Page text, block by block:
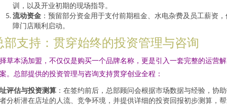
训，以及开业初期的现场指导。
流动资金 ：预留部分资金用于支付前期租金、水电杂费及员工薪资，
障门店顺利启动。
部支持：贯穿始终的投资管理与咨询
草本汤加盟，不仅仅是购买一个品牌名称，更是引入一套完整的运营
。总部提供的投资管理与咨询支持贯穿创业全程：
评估与投资测算 ：在签约前后，总部顾问会根据市场数据与经验，协
分析潜在店址的人流、竞争环境，并提供详细的投资回报初步测算，